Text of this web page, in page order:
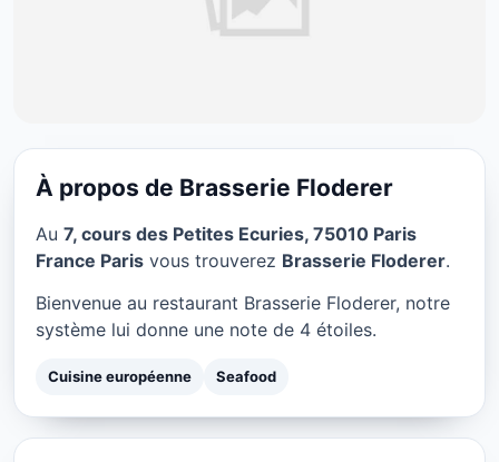
Brasserie Floderer à Paris
À propos de Brasserie Floderer
Au 7, cours des Petites Ecuries, 75010 Paris
France Paris vous trouverez Brasserie Floderer.
Bienvenue au restaurant Brasserie Floderer, notre
système lui donne une note de 4 étoiles.
Cuisine européenne Seafood